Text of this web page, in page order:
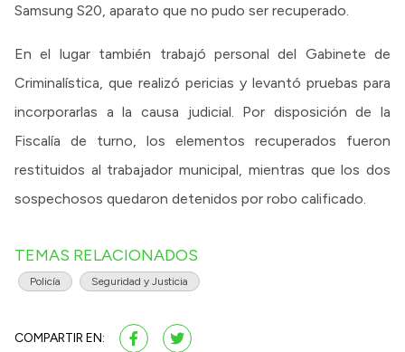
Samsung S20, aparato que no pudo ser recuperado.
En el lugar también trabajó personal del Gabinete de
Criminalística, que realizó pericias y levantó pruebas para
incorporarlas a la causa judicial. Por disposición de la
Fiscalía de turno, los elementos recuperados fueron
restituidos al trabajador municipal, mientras que los dos
sospechosos quedaron detenidos por robo calificado.
TEMAS RELACIONADOS
Policía Seguridad y Justicia
COMPARTIR EN: